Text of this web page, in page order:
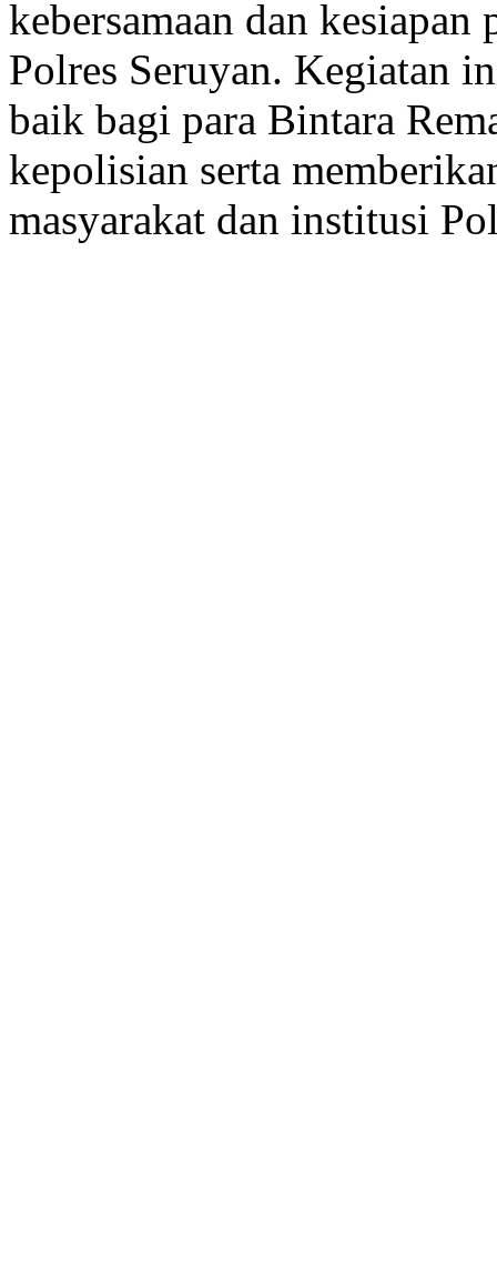
kebersamaan dan
Polres Seruyan. Kegiatan
baik bagi para Bintara
kepolisian serta
masyarakat dan institusi